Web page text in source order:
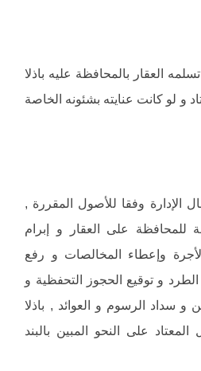
العقار بالمحافظة عليه باذلا
و لو كانت عنايته بشئونه الخاصة
الإدارة وفقا للأصول المقررة ,
للمحافظة على العقار و إبرام
وإعطاء المخالصات و رفع
و توقيع الحجوز التحفظية و
و سداد الرسوم و العوائد , باذلا
على النحو المبين بالبند